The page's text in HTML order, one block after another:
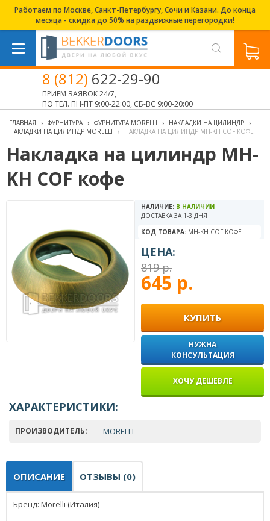
Работаем по Москве, Санкт-Петербургу, Сочи и Казани. До конца
месяца - скидка до 50% на раздвижные перегородки!
8 (812) 622-29-90
ПРИЕМ ЗАЯВОК 24/7,
ПО ТЕЛ. ПН-ПТ 9:00-22:00, СБ-ВС 9:00-20:00
ГЛАВНАЯ › ФУРНИТУРА › ФУРНИТУРА MORELLI › НАКЛАДКИ НА ЦИЛИНДР
›
НАКЛАДКИ НА ЦИЛИНДР MORELLI
› НАКЛАДКА НА ЦИЛИНДР MH-KH COF КОФЕ
Накладка на цилиндр MH-
KH COF кофе
НАЛИЧИЕ: В НАЛИЧИИ
ДОСТАВКА ЗА 1-3 ДНЯ
КОД ТОВАРА: MH-KH COF КОФЕ
ЦЕНА:
819 р.
645 р.
КУПИТЬ
НУЖНА
КОНСУЛЬТАЦИЯ
ХОЧУ ДЕШЕВЛЕ
ХАРАКТЕРИСТИКИ:
ПРОИЗВОДИТЕЛЬ: MORELLI
ОПИСАНИЕ ОТЗЫВЫ (0)
Бренд: Morelli (Италия)